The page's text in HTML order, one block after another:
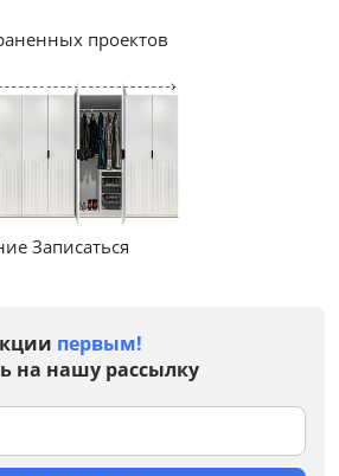
проектов
Записаться
первым!
на нашу рассылку